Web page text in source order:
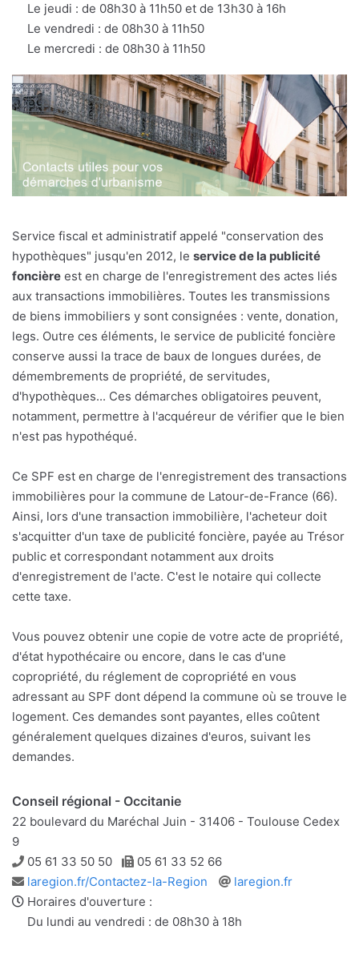
Le jeudi : de 08h30 à 11h50 et de 13h30 à 16h
Le vendredi : de 08h30 à 11h50
Le mercredi : de 08h30 à 11h50
Service fiscal et administratif appelé "conservation des
hypothèques" jusqu'en 2012, le service de la publicité
foncière est en charge de l'enregistrement des actes liés
aux transactions immobilières. Toutes les transmissions
de biens immobiliers y sont consignées : vente, donation,
legs. Outre ces éléments, le service de publicité foncière
conserve aussi la trace de baux de longues durées, de
démembrements de propriété, de servitudes,
d'hypothèques... Ces démarches obligatoires peuvent,
notamment, permettre à l'acquéreur de vérifier que le bien
n'est pas hypothéqué.
Ce SPF est en charge de l'enregistrement des transactions
immobilières pour la commune de Latour-de-France (66).
Ainsi, lors d'une transaction immobilière, l'acheteur doit
s'acquitter d'un taxe de publicité foncière, payée au Trésor
public et correspondant notamment aux droits
d'enregistrement de l'acte. C'est le notaire qui collecte
cette taxe.
Vous pouvez obtenir une copie de votre acte de propriété,
d'état hypothécaire ou encore, dans le cas d'une
copropriété, du réglement de copropriété en vous
adressant au SPF dont dépend la commune où se trouve le
logement. Ces demandes sont payantes, elles coûtent
généralement quelques dizaines d'euros, suivant les
demandes.
Conseil régional - Occitanie
22 boulevard du Maréchal Juin - 31406 - Toulouse Cedex
9
Téléphone
05 61 33 50 50 Télécopie
05 61 33 52 66
Adresse
e-
mail
laregion.fr/Contactez-la-Region
Site
laregion.fr
Horaires d'ouverture :
Du lundi au vendredi : de 08h30 à 18h